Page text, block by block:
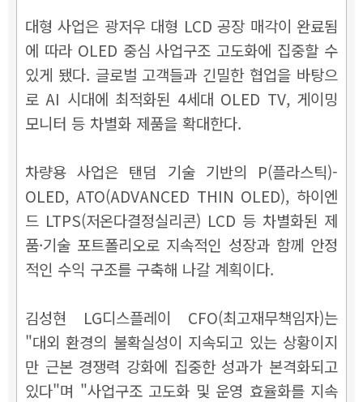
대형 사업은 광저우 대형 LCD 공장 매각이 완료됨
에 따라 OLED 중심 사업구조 고도화에 집중할 수
있게 됐다. 글로벌 고객들과 긴밀한 협업을 바탕으
로 AI 시대에 최적화된 4세대 OLED TV, 게이밍
모니터 등 차별화 제품을 확대한다.
차량용 사업은 탠덤 기술 기반의 P(플라스틱)-
OLED, ATO(ADVANCED THIN OLED), 하이엔
드 LTPS(저온다결정실리콘) LCD 등 차별화된 제
품·기술 포트폴리오로 지속적인 성장과 함께 안정
적인 수익 구조를 구축해 나갈 계획이다.
김성현 LG디스플레이 CFO(최고재무책임자)는
"대외 환경의 불확실성이 지속되고 있는 상황이지
만 근본 경쟁력 강화에 집중한 성과가 본격화되고
있다"며 "사업구조 고도화 및 운영 효율화를 지속